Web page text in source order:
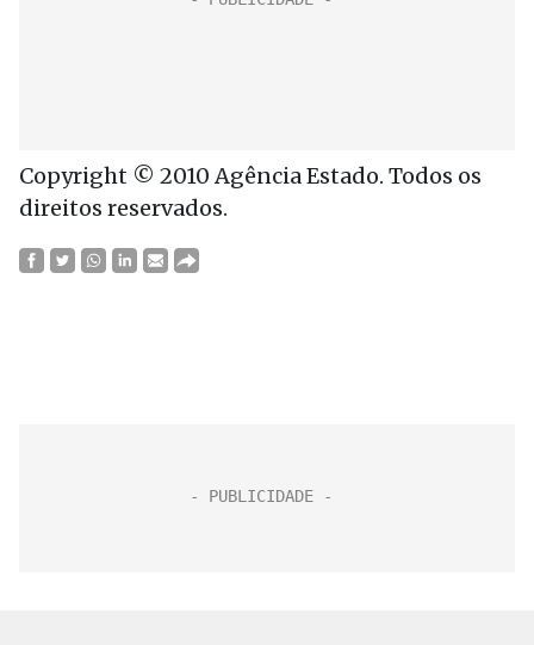
Copyright © 2010 Agência Estado. Todos os
direitos reservados.